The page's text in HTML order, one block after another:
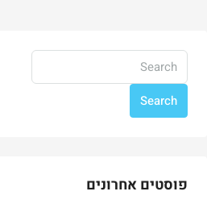
Search
פוסטים אחרונים